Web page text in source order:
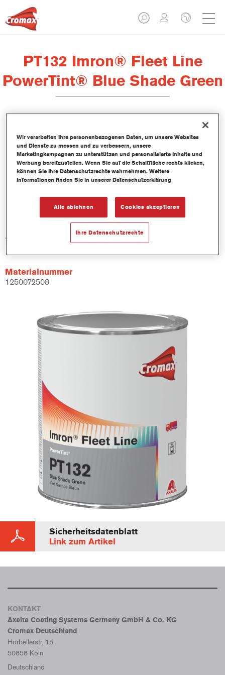
PT132 Imron® Fleet Line
PowerTint® Blue Shade Green
und Teil des Imron Fleet Line Decklack-Systems.
Produktmerkmale
Produktvariante
Artikelnummer
Materialnummer
1250072508
Sicherheitsdatenblatt
Link zum Artikel
KONTAKT
Axalta Coating Systems Germany GmbH & Co. KG
Cromax Deutschland
Horbellerstr. 15
50858 Köln
Deutschland
Wir verarbeiten Ihre personenbezogenen Daten, um unsere Websites
und Dienste zu messen und zu verbessern, unsere
Marketingkampagnen zu unterstützen und personalisierte Inhalte und
Werbung bereitzustellen. Wenn Sie auf die Schaltfläche rechts klicken,
können Sie Ihre Datenschutzrechte wahrnehmen. Weitere
Informationen finden Sie in unserer Datenschutzerklärung
Alle ablehnen Cookies akzeptieren
Ihre Datenschutzrechte